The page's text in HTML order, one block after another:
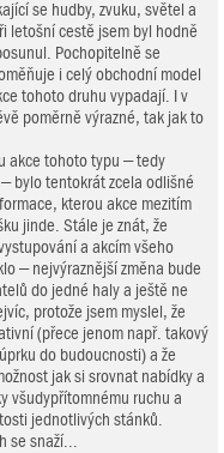
se hudby, zvuku, světel a
letošní cestě jsem byl hodně
Pochopitelně se
i celý obchodní model
tohoto druhu vypadají. I v
poměrně výrazné, tak jak to
akce tohoto typu – tedy
bylo tentokrát zcela odlišné
kterou akce mezitím
jinde. Stále je znát, že
a akcím všeho
– nejvýraznější změna bude
do jedné haly a ještě ne
protože jsem myslel, že
(přece jenom např. takový
do budoucnosti) a že
jak si srovnat nabídky a
všudypřítomnému ruchu a
jednotlivých stánků.
snaží...